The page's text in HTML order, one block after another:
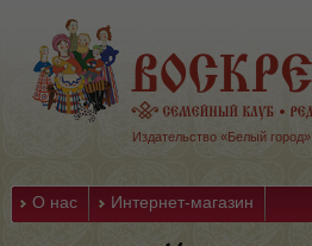
Издательство «Белый город»
О нас Интернет-магазин